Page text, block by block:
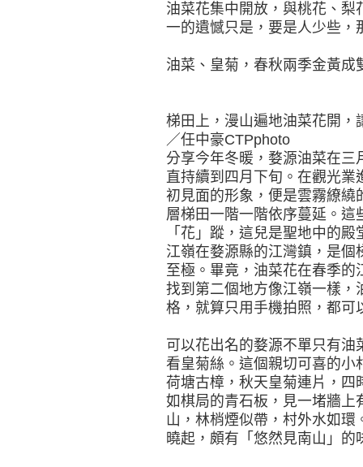
油菜花集中開放，與桃花、
一的遺憾只是，要是人少些，
油菜、皇菊，春秋兩季金黃成
梯田上，漫山遍地油菜花開，
／任中豪CTPphoto
分享今年冬暖，婺源油菜在三
直持續到四月下旬。在觀光
初見面的形象，便是雲霧繚繞
層梯田一階一階依序蔓延。
「花」蹤，這兒是聖地中的殿
江嶺在婺源縣的江灣鎮，是
至極。畢竟，油菜花在春季
找到第二個地方像江嶺一樣，
格，就算只用手機拍照，都可
可以花出名的婺源不單只有
看皇菊絲。這個親切可喜的小
荷塘古樟，秋天皇菊連片，四
如棋局的青石板，見一堵牆上
山，林梢煙似帶，村外水如
曉起，頗有「悠然見南山」的